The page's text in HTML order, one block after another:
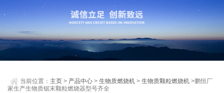
当前位置： 主页 > 产品中心 >生物质燃烧机 >生物质颗粒燃烧机 >鹏恒厂
家生产生物质锯末颗粒燃烧器型号齐全